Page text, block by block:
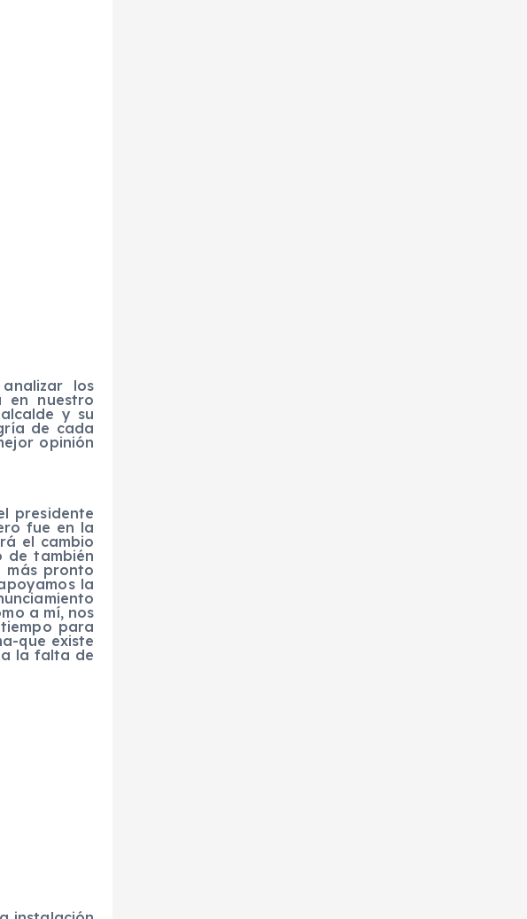
los
en nuestro
y su
de cada
opinión
presidente
fue en la
el cambio
de también
más pronto
la
a mí, nos
para
que existe
la falta de